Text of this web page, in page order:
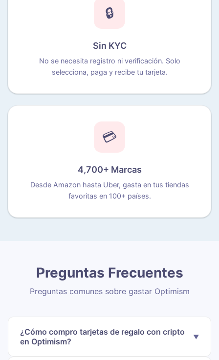
🔒
Sin KYC
No se necesita registro ni verificación. Solo
selecciona, paga y recibe tu tarjeta.
💳
4,700+ Marcas
Desde Amazon hasta Uber, gasta en tus tiendas
favoritas en 100+ países.
Preguntas Frecuentes
Preguntas comunes sobre gastar Optimism
¿Cómo compro tarjetas de regalo con cripto
en Optimism?